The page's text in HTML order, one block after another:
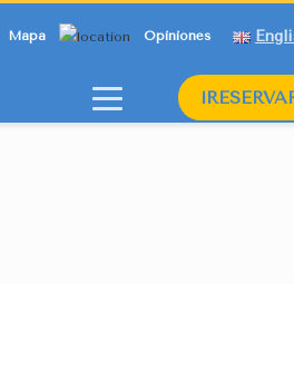
Mapa Opiniones